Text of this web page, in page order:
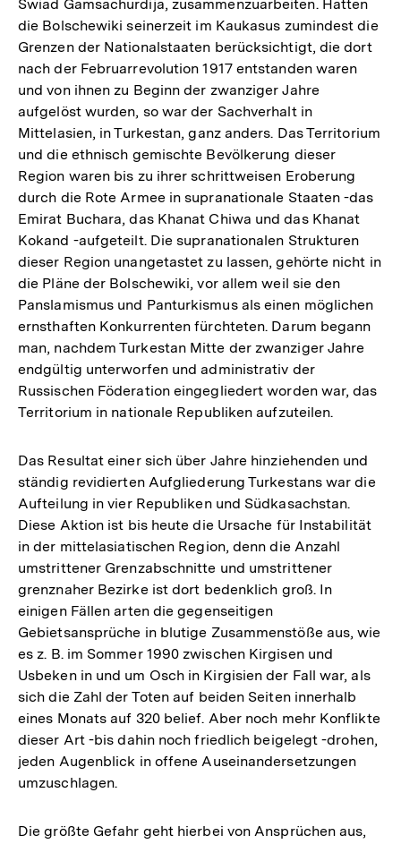
Swiad Gamsachurdija, zusammenzuarbeiten. Hatten
die Bolschewiki seinerzeit im Kaukasus zumindest die
Grenzen der Nationalstaaten berücksichtigt, die dort
nach der Februarrevolution 1917 entstanden waren
und von ihnen zu Beginn der zwanziger Jahre
aufgelöst wurden, so war der Sachverhalt in
Mittelasien, in Turkestan, ganz anders. Das Territorium
und die ethnisch gemischte Bevölkerung dieser
Region waren bis zu ihrer schrittweisen Eroberung
durch die Rote Armee in supranationale Staaten -das
Emirat Buchara, das Khanat Chiwa und das Khanat
Kokand -aufgeteilt. Die supranationalen Strukturen
dieser Region unangetastet zu lassen, gehörte nicht in
die Pläne der Bolschewiki, vor allem weil sie den
Panslamismus und Panturkismus als einen möglichen
ernsthaften Konkurrenten fürchteten. Darum begann
man, nachdem Turkestan Mitte der zwanziger Jahre
endgültig unterworfen und administrativ der
Russischen Föderation eingegliedert worden war, das
Territorium in nationale Republiken aufzuteilen.
Das Resultat einer sich über Jahre hinziehenden und
ständig revidierten Aufgliederung Turkestans war die
Aufteilung in vier Republiken und Südkasachstan.
Diese Aktion ist bis heute die Ursache für Instabilität
in der mittelasiatischen Region, denn die Anzahl
umstrittener Grenzabschnitte und umstrittener
grenznaher Bezirke ist dort bedenklich groß. In
einigen Fällen arten die gegenseitigen
Gebietsansprüche in blutige Zusammenstöße aus, wie
es z. B. im Sommer 1990 zwischen Kirgisen und
Usbeken in und um Osch in Kirgisien der Fall war, als
sich die Zahl der Toten auf beiden Seiten innerhalb
eines Monats auf 320 belief. Aber noch mehr Konflikte
dieser Art -bis dahin noch friedlich beigelegt -drohen,
jeden Augenblick in offene Auseinandersetzungen
umzuschlagen.
Die größte Gefahr geht hierbei von Ansprüchen aus,